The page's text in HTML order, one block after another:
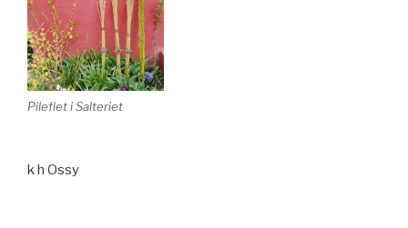
Pileflet i Salteriet
k h Ossy